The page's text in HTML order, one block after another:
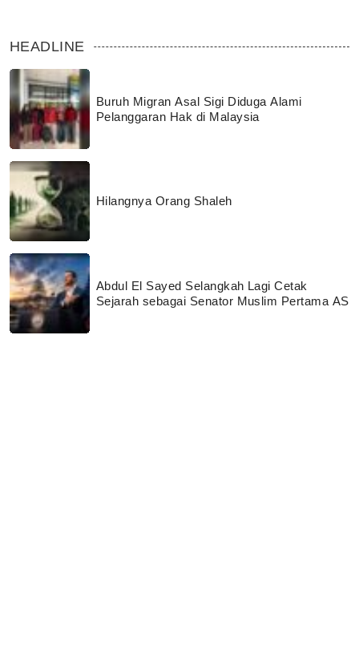
HEADLINE
Buruh Migran Asal Sigi Diduga Alami
Pelanggaran Hak di Malaysia
Hilangnya Orang Shaleh
Abdul El Sayed Selangkah Lagi Cetak
Sejarah sebagai Senator Muslim Pertama AS